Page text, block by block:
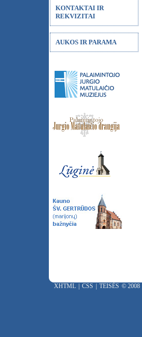
KONTAKTAI IR
REKVIZITAI
AUKOS IR PARAMA
XHTML CSS TEISĖS © 2008